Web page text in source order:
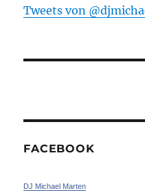
Tweets von
FACEBOOK
DJ Michael Marten